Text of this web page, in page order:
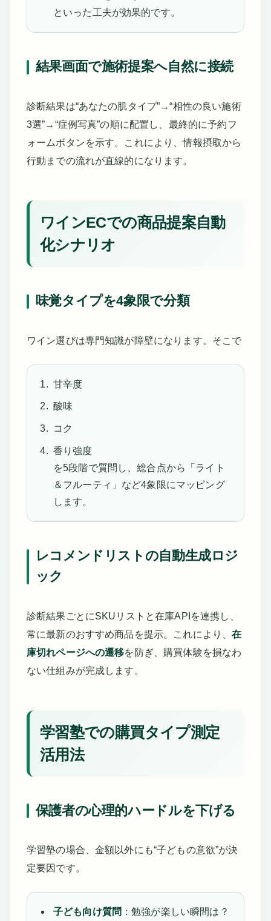
といった工夫が効果的です。
結果画面で施術提案へ自然に接続
診断結果は“あなたの肌タイプ”→“相性の良い施術
3選”→“症例写真”の順に配置し、最終的に予約フ
ォームボタンを示す。これにより、情報摂取から
行動までの流れが直線的になります。
ワインECでの商品提案自動
化シナリオ
味覚タイプを4象限で分類
ワイン選びは専門知識が障壁になります。そこで
甘辛度
酸味
コク
香り強度
を5段階で質問し、総合点から「ライト
＆フルーティ」など4象限にマッピング
します。
レコメンドリストの自動生成ロジ
ック
診断結果ごとにSKUリストと在庫APIを連携し、
常に最新のおすすめ商品を提示。これにより、在
庫切れページへの遷移を防ぎ、購買体験を損なわ
ない仕組みが完成します。
学習塾での購買タイプ測定
活用法
保護者の心理的ハードルを下げる
学習塾の場合、金額以外にも“子どもの意欲”が決
定要因です。
子ども向け質問 ：勉強が楽しい瞬間は？